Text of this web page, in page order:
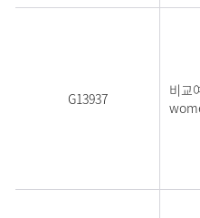
G13937
비교